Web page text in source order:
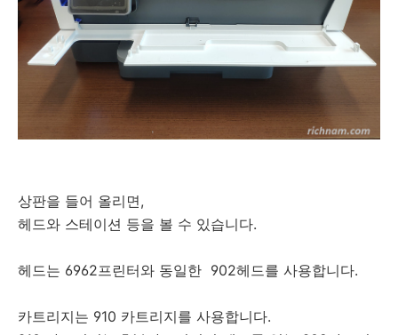
상판을 들어 올리면,
헤드와 스테이션 등을 볼 수 있습니다.
헤드는 6962프린터와 동일한 902헤드를 사용합니다.
카트리지는 910 카트리지를 사용합니다.